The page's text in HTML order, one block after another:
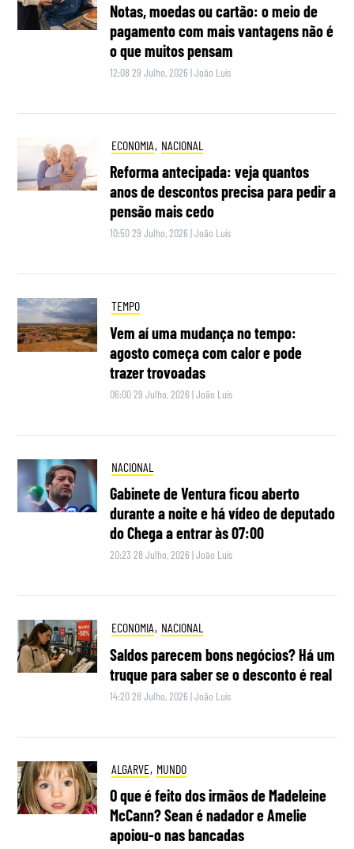
Notas, moedas ou cartão: o meio de
pagamento com mais vantagens não é
o que muitos pensam
12:08 29 Julho, 2026 |João Luís
ECONOMIA, NACIONAL
Reforma antecipada: veja quantos
anos de descontos precisa para pedir a
pensão mais cedo
10:50 29 Julho, 2026 |João Luís
TEMPO
Vem aí uma mudança no tempo:
agosto começa com calor e pode
trazer trovoadas
06:00 29 Julho, 2026 |João Luís
NACIONAL
Gabinete de Ventura ficou aberto
durante a noite e há vídeo de deputado
do Chega a entrar às 07:00
20:23 28 Julho, 2026 |João Luís
ECONOMIA, NACIONAL
Saldos parecem bons negócios? Há um
truque para saber se o desconto é real
14:20 28 Julho, 2026 |João Luís
ALGARVE, MUNDO
O que é feito dos irmãos de Madeleine
McCann? Sean é nadador e Amelie
apoiou-o nas bancadas